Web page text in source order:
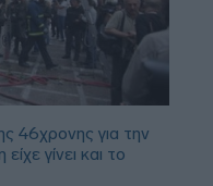
46χρονης για την
γίνει και το